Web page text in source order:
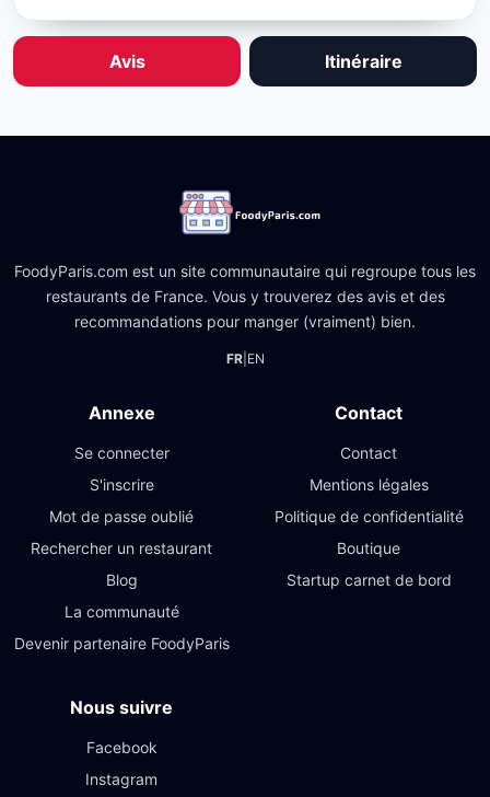
Avis Itinéraire
FoodyParis.com est un site communautaire qui regroupe tous les
restaurants de France. Vous y trouverez des avis et des
recommandations pour manger (vraiment) bien.
FR| EN
Annexe
Se connecter
S'inscrire
Mot de passe oublié
Rechercher un restaurant
Blog
La communauté
Devenir partenaire FoodyParis
Contact
Contact
Mentions légales
Politique de confidentialité
Boutique
Startup carnet de bord
Nous suivre
Facebook
Instagram